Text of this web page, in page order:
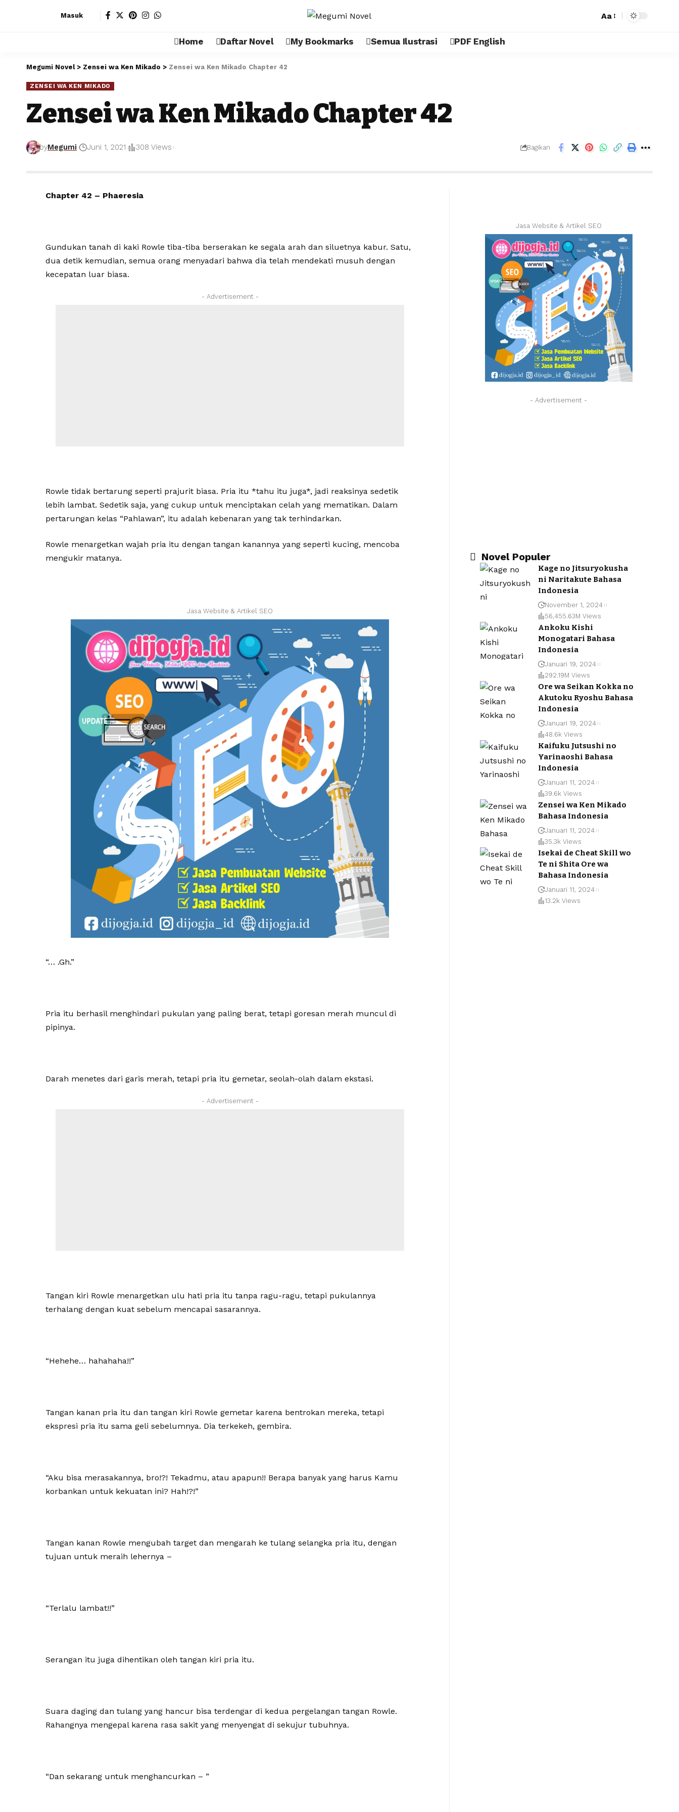
Masuk Aa
Home Daftar Novel My Bookmarks Semua Ilustrasi PDF English
Megumi Novel> Zensei wa Ken Mikado > Zensei wa Ken Mikado Chapter 42
ZENSEI WA KEN MIKADO
Zensei wa Ken Mikado Chapter 42
byMegumi Juni 1, 2021 308 Views Bagikan
Chapter 42 – Phaeresia
Gundukan tanah di kaki Rowle tiba-tiba berserakan ke segala arah dan siluetnya kabur. Satu,
dua detik kemudian, semua orang menyadari bahwa dia telah mendekati musuh dengan
kecepatan luar biasa.
- Advertisement -
Rowle tidak bertarung seperti prajurit biasa. Pria itu *tahu itu juga*, jadi reaksinya sedetik
lebih lambat. Sedetik saja, yang cukup untuk menciptakan celah yang mematikan. Dalam
pertarungan kelas “Pahlawan”, itu adalah kebenaran yang tak terhindarkan.
Rowle menargetkan wajah pria itu dengan tangan kanannya yang seperti kucing, mencoba
mengukir matanya.
Jasa Website & Artikel SEO
“… .Gh.”
Pria itu berhasil menghindari pukulan yang paling berat, tetapi goresan merah muncul di
pipinya.
Darah menetes dari garis merah, tetapi pria itu gemetar, seolah-olah dalam ekstasi.
- Advertisement -
Tangan kiri Rowle menargetkan ulu hati pria itu tanpa ragu-ragu, tetapi pukulannya
terhalang dengan kuat sebelum mencapai sasarannya.
“Hehehe… hahahaha!!”
Tangan kanan pria itu dan tangan kiri Rowle gemetar karena bentrokan mereka, tetapi
ekspresi pria itu sama geli sebelumnya. Dia terkekeh, gembira.
“Aku bisa merasakannya, bro!?! Tekadmu, atau apapun!! Berapa banyak yang harus Kamu
korbankan untuk kekuatan ini? Hah!?!”
Tangan kanan Rowle mengubah target dan mengarah ke tulang selangka pria itu, dengan
tujuan untuk meraih lehernya –
“Terlalu lambat!!”
Serangan itu juga dihentikan oleh tangan kiri pria itu.
Suara daging dan tulang yang hancur bisa terdengar di kedua pergelangan tangan Rowle.
Rahangnya mengepal karena rasa sakit yang menyengat di sekujur tubuhnya.
“Dan sekarang untuk menghancurkan – ”
Jasa Website & Artikel SEO
- Advertisement -
Novel Populer
Kage no Jitsuryokusha
ni Naritakute Bahasa
Indonesia
November 1, 2024
56,455.63M Views
Ankoku Kishi
Monogatari Bahasa
Indonesia
Januari 19, 2024
292.19M Views
Ore wa Seikan Kokka no
Akutoku Ryoshu Bahasa
Indonesia
Januari 19, 2024
48.6k Views
Kaifuku Jutsushi no
Yarinaoshi Bahasa
Indonesia
Januari 11, 2024
39.6k Views
Zensei wa Ken Mikado
Bahasa Indonesia
Januari 11, 2024
35.3k Views
Isekai de Cheat Skill wo
Te ni Shita Ore wa
Bahasa Indonesia
Januari 11, 2024
13.2k Views